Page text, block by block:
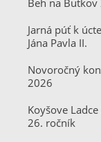
Beh na Butkov
Jarná púť k
Jána Pavla II.
Novoročný
2026
Koyšove
26. ročník